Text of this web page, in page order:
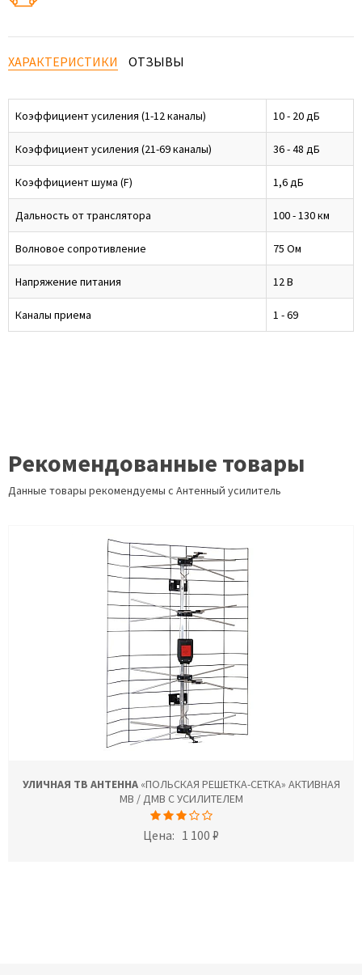
ХАРАКТЕРИСТИКИ ОТЗЫВЫ
Коэффициент усиления (1-12 каналы) 10 - 20 дБ
Коэффициент усиления (21-69 каналы) 36 - 48 дБ
Коэффициент шума (F) 1,6 дБ
Дальность от транслятора 100 - 130 км
Волновое сопротивление 75 Ом
Напряжение питания 12 В
Каналы приема 1 - 69
Рекомендованные товары
Данные товары рекомендуемы с Антенный усилитель
УЛИЧНАЯ ТВ АНТЕННА«ПОЛЬСКАЯ РЕШЕТКА-СЕТКА» АКТИВНАЯ
МВ / ДМВ С УСИЛИТЕЛЕМ
Цена: 1 100 ₽